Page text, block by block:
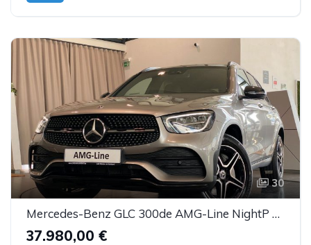
30
Mercedes-Benz GLC 300de AMG-Line NightP MBUX Memory AmbienteB.
37.980,00 €